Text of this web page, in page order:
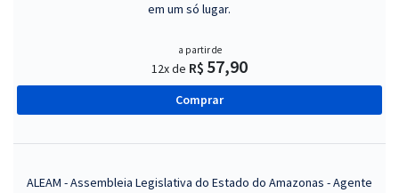
em um só lugar.
a partir de
12x de R$ 57,90
Comprar
ALEAM - Assembleia Legislativa do Estado do Amazonas - Agente